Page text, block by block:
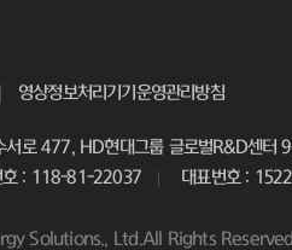
영상정보처리기기운영관리방침
서로 477, HD현대그룹 글로벌R&D센터
호 : 118-81-22037 대표번호 :
Solutions., Ltd.All Rights